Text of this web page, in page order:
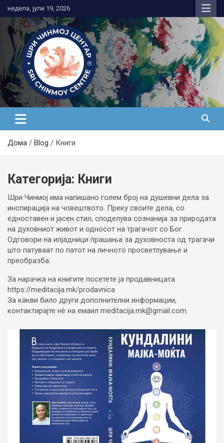
to
content
недела, јули 19, 2026
Медитација
Дома Blog Книги
Категорија: Книги
Шри Чинмој има напишано голем број на душевни дела за
инспирација на човештвото. Преку своите дела, со
едноставен и јасен стил, споделува сознанија за природата
на духовниот живот и односот на трагачот со Бог.
Одговори на илјадници прашања за духовноста од трагачи
што патуваат по патот на личното просветлување и
преобразба.
За нарачка на книгите посетете ја продавницата
https://meditacija.mk/prodavnica
За какви било други дополнителни информации,
контактирајте нè на емаил meditacija.mk@gmail.com.